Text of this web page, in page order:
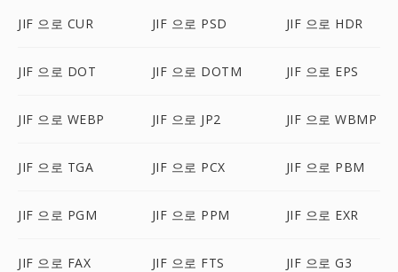
JIF 으로 CUR JIF 으로 PSD JIF 으로 HDR
JIF 으로 DOT JIF 으로 DOTM JIF 으로 EPS
JIF 으로 WEBP JIF 으로 JP2 JIF 으로 WBMP
JIF 으로 TGA JIF 으로 PCX JIF 으로 PBM
JIF 으로 PGM JIF 으로 PPM JIF 으로 EXR
JIF 으로 FAX JIF 으로 FTS JIF 으로 G3